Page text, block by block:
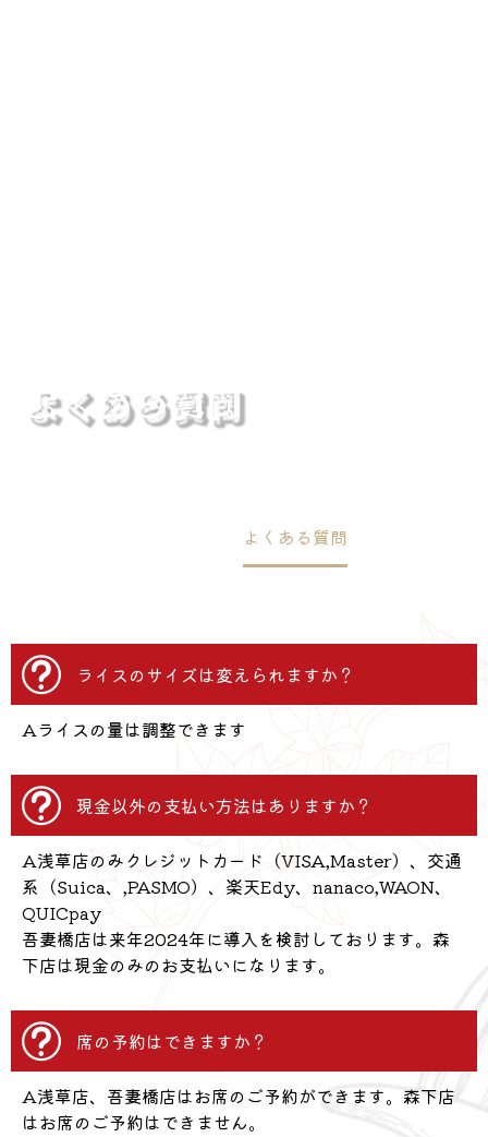
よくある質問
よくある質問
ライスのサイズは変えられますか？
Aライスの量は調整できます
現金以外の支払い方法はありますか？
A浅草店のみクレジットカード（VISA,Master）、交通
系（Suica、,PASMO）、楽天Edy、nanaco,WAON、
QUICpay
吾妻橋店は来年2024年に導入を検討しております。森
下店は現金のみのお支払いになります。
席の予約はできますか？
A浅草店、吾妻橋店はお席のご予約ができます。森下店
はお席のご予約はできません。